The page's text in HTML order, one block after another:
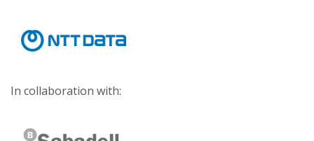
In collaboration with: